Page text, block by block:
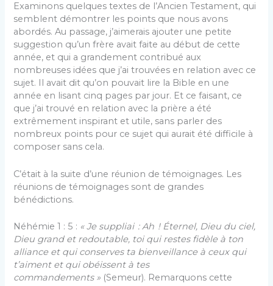
Examinons quelques textes de l’Ancien Testament, qui
semblent démontrer les points que nous avons
abordés. Au passage, j’aimerais ajouter une petite
suggestion qu’un frère avait faite au début de cette
année, et qui a grandement contribué aux
nombreuses idées que j’ai trouvées en relation avec ce
sujet. Il avait dit qu’on pouvait lire la Bible en une
année en lisant cinq pages par jour. Et ce faisant, ce
que j’ai trouvé en relation avec la prière a été
extrêmement inspirant et utile, sans parler des
nombreux points pour ce sujet qui aurait été difficile à
composer sans cela.
C’était à la suite d’une réunion de témoignages. Les
réunions de témoignages sont de grandes
bénédictions.
Néhémie 1 : 5 : « Je suppliai : Ah ! Éternel, Dieu du ciel,
Dieu grand et redoutable, toi qui restes fidèle à ton
alliance et qui conserves ta bienveillance à ceux qui
t’aiment et qui obéissent à tes
commandements » (Semeur). Remarquons cette